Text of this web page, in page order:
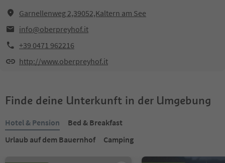
Garnellenweg 2,39052,Kaltern am See
info@oberpreyhof.it
+39 0471 962216
http://www.oberpreyhof.it
Finde deine Unterkunft in der Umgebung
Hotel & Pension
Bed & Breakfast
Urlaub auf dem Bauernhof
Camping